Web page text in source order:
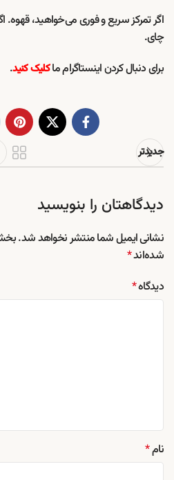
اگر تمرکز سریع و فوری می‌خواهید، قهوه.
چای.
برای دنبال کردن اینستاگرام ماکلیک کنید.
جدیدتر
دیدگاهتان را بنویسید
نشانی ایمیل شما منتشر نخواهد شد.
شده‌اند*
دیدگاه*
نام*